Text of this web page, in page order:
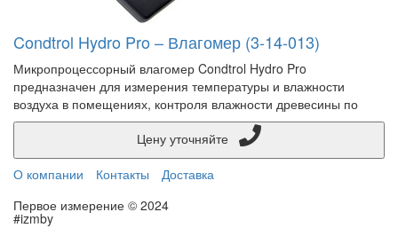
Condtrol Hydro Pro – Влагомер (3-14-013)
Микропроцессорный влагомер Condtrol Hydro Pro
предназначен для измерения температуры и влажности
воздуха в помещениях, контроля влажности древесины по
О компании
Контакты
Доставка
Первое измерение © 2024
#izmby